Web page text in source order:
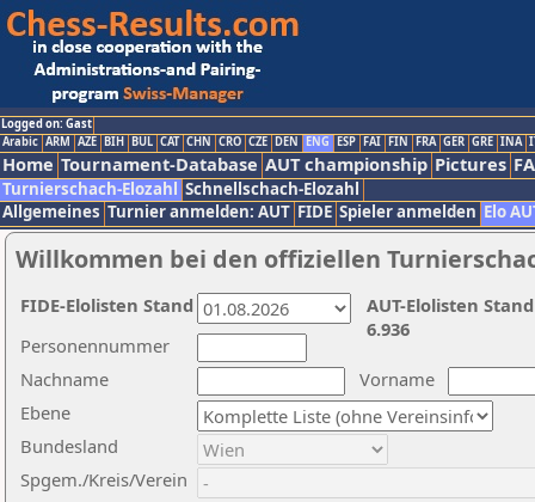
Logged on: Gast
Arabic ARM AZE BIH BUL CAT CHN CRO CZE DEN ENG ESP FAI FIN FRA GER GRE INA
Home Tournament-Database AUT championship Pictures
Turnierschach-Elozahl Schnellschach-Elozahl
Allgemeines Turnier anmelden: AUT FIDE Spieler anmelden Elo
Willkommen bei den offiziellen
Nachname
Vorname
Ebene
Personennummer
Bundesland
Spgem./Kreis/Verein
AUT-Elolisten
6.936
FIDE-Elolisten Stand